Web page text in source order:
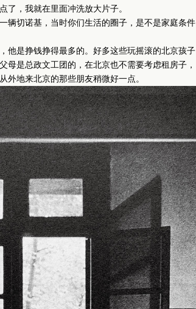
了，我就在里面冲洗放大片子。
切诺基，当时你们生活的圈子，是不是家庭条件
是挣钱挣得最多的。好多这些玩摇滚的北京孩子
母是总政文工团的，在北京也不需要考虑租房子，
外地来北京的那些朋友稍微好一点。